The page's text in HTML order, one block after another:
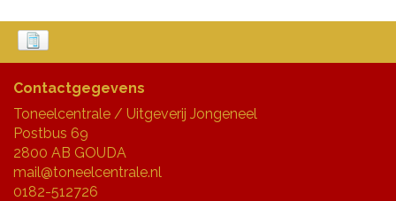
UITGELICHT!
MUSICAL
VOLKSTONEEL
KERSTTONEEL
JONGERENTONEEL
JEUGDTONEEL
PAASTONEEL
Contactgegevens
Toneelcentrale / Uitgeverij Jongeneel
Postbus 69
2800 AB GOUDA
mail@toneelcentrale.nl
0182-512726